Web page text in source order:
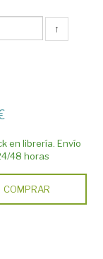
↑
en librería. Envío
48 horas
COMPRAR